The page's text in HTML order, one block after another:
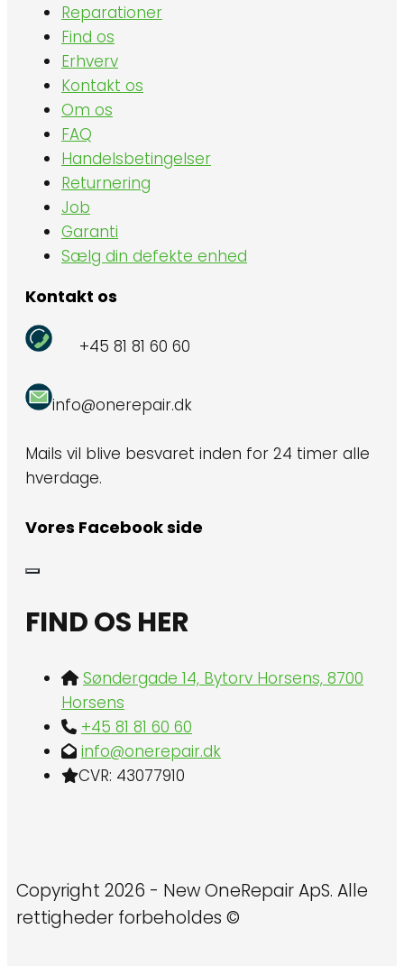
Reparationer
Find os
Erhverv
Kontakt os
Om os
FAQ
Handelsbetingelser
Returnering
Job
Garanti
Sælg din defekte enhed
Kontakt os
+45 81 81 60 60
info@onerepair.dk
Mails vil blive besvaret inden for 24 timer alle
hverdage.
Vores Facebook side
FIND OS HER
Søndergade 14, Bytorv Horsens, 8700
Horsens
+45 81 81 60 60
info@onerepair.dk
CVR: 43077910
Copyright 2026 - New OneRepair ApS. Alle
rettigheder forbeholdes ©